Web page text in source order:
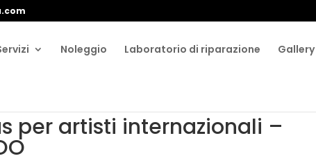
Noleggio Laboratorio di riparazione Gallery
per artisti internazionali –